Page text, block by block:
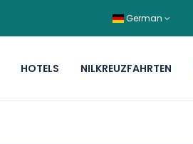
German
HOTELS NILKREUZFAHRTEN